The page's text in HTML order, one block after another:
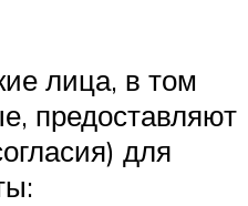
лица, в том
предоставляют
для